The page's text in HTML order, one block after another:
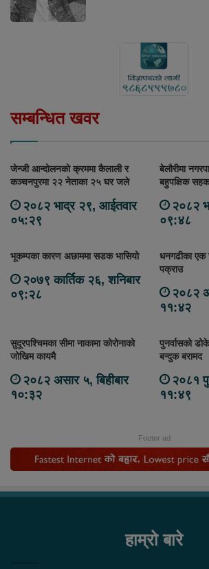
सम्बन्धित खवर
जेन्जी आन्दोलनको क्रममा कैलाली र
कञ्चनपुरमा २२ नेताका २५ घर जले
२०८२ भाद्र २९, आईतवार
०५:२९
बेलौरीमा
बहुपक्षिक
२०८२
०९:४८
भूकम्पका कारण अछाममा सडक भासियो
२०७९ कार्तिक २६, शनिबार
०९:२८
धनगढीका
पक्राउ
२०८२
११:४२
सुदूरपश्चिमका सीमा नाकामा कोरोनाको
जोखिम कायमै
२०८२ असार ५, बिहीबार
१०:३२
पुनर्वासको
बन्दुक बरामद
२०८१
११:४९
Footer ad
हाम्रो बारे